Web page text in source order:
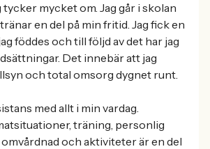
mycket om. Jag går i skolan
en del på min fritid. Jag fick en
föddes och till följd av det har jag
Det innebär att jag
och total omsorg dygnet runt.
med allt i min vardag.
träning, personlig
och aktiviteter är en del